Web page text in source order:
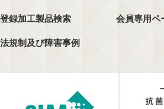
登録加工製品検索
法規制及び障害事例
会員専用ペ